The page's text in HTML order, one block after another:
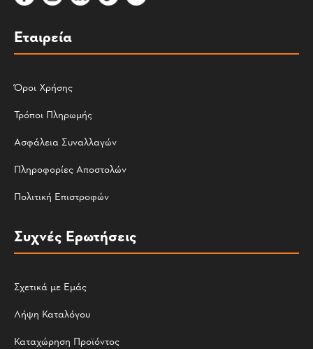
Εταιρεία
Όροι Χρήσης
Τρόποι Πληρωμής
Ασφάλεια Συναλλαγών
Πληροφορίες Αποστολών
Πολιτική Επιστροφών
Συχνές Ερωτήσεις
Σχετικά με Εμάς
Λήψη Καταλόγου
Καταχώρηση Προϊόντος